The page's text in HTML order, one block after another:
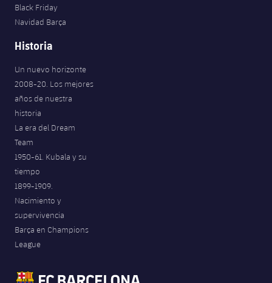
Black Friday
Navidad Barça
Historia
Un nuevo horizonte
2008-20. Los mejores
años de nuestra
historia
La era del Dream
Team
1950-61. Kubala y su
tiempo
1899-1909.
Nacimiento y
supervivencia
Barça en Champions
League